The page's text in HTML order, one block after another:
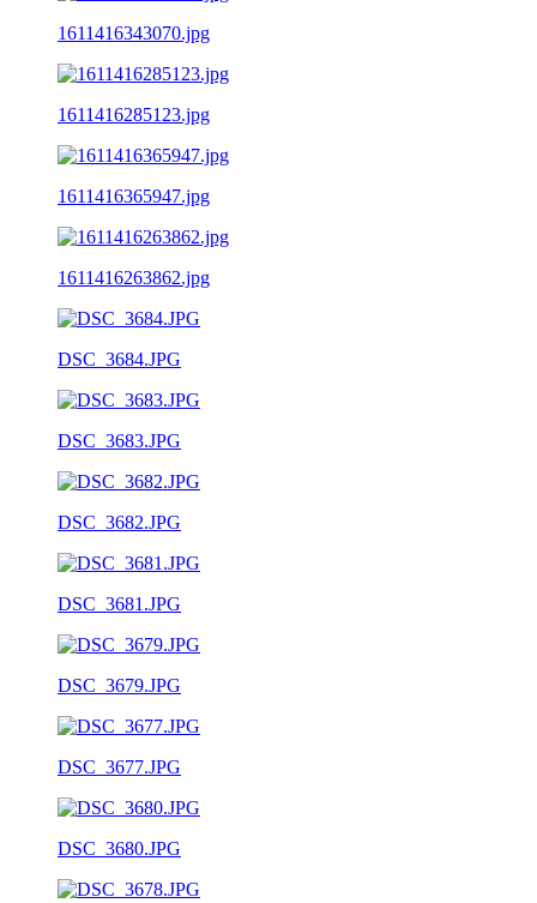
1611416343070.jpg
1611416285123.jpg
1611416365947.jpg
1611416263862.jpg
DSC_3684.JPG
DSC_3683.JPG
DSC_3682.JPG
DSC_3681.JPG
DSC_3679.JPG
DSC_3677.JPG
DSC_3680.JPG